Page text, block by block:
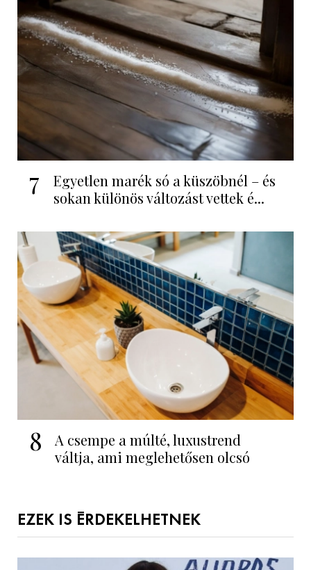
7
Egyetlen marék só a küszöbnél – és
sokan különös változást vettek é...
8
A csempe a múlté, luxustrend
váltja, ami meglehetősen olcsó
EZEK IS ÉRDEKELHETNEK